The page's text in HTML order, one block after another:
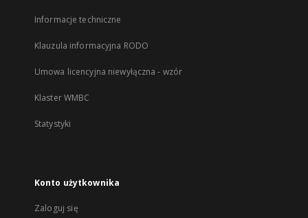
Informacje techniczne
Klauzula informacyjna RODO
Umowa licencyjna niewyłączna - wzór
Klaster WMBC
Statystyki
Konto użytkownika
Zaloguj się